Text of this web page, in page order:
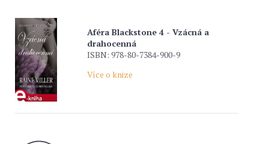
Aféra Blackstone 4 - Vzácná a
drahocenná
ISBN: 978-80-7384-900-9
Více o knize